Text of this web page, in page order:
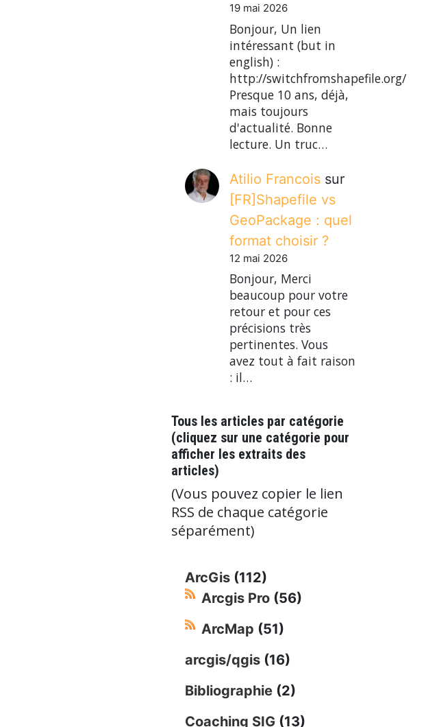
19 mai 2026
Bonjour, Un lien
intéressant (but in
english) :
http://switchfromshapefile.org/
Presque 10 ans, déjà,
mais toujours
d'actualité. Bonne
lecture. Un truc…
Atilio Francois sur
[FR]Shapefile vs
GeoPackage : quel
format choisir ?
12 mai 2026
Bonjour, Merci
beaucoup pour votre
retour et pour ces
précisions très
pertinentes. Vous
avez tout à fait raison
: il…
Tous les articles par catégorie
(cliquez sur une catégorie pour
afficher les extraits des
articles)
(Vous pouvez copier le lien
RSS de chaque catégorie
séparément)
ArcGis (112)
Arcgis Pro (56)
ArcMap (51)
arcgis/qgis (16)
Bibliographie (2)
Coaching SIG (13)